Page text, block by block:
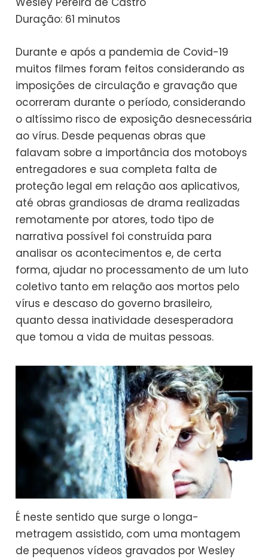
Duração: 61 minutos
Durante e após a pandemia de Covid-19
muitos filmes foram feitos considerando as
imposições de circulação e gravação que
ocorreram durante o período, considerando
o altíssimo risco de exposição desnecessária
ao vírus. Desde pequenas obras que
falavam sobre a importância dos motoboys
entregadores e sua completa falta de
proteção legal em relação aos aplicativos,
até obras grandiosas de drama realizadas
remotamente por atores, todo tipo de
narrativa possível foi construída para
analisar os acontecimentos e, de certa
forma, ajudar no processamento de um luto
coletivo tanto em relação aos mortos pelo
vírus e descaso do governo brasileiro,
quanto dessa inatividade desesperadora
que tomou a vida de muitas pessoas.
É neste sentido que surge o longa-
metragem assistido, com uma montagem
de pequenos vídeos gravados por Wesley